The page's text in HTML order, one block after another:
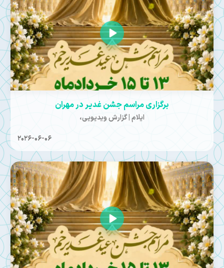
برگزاری مراسم جشن غدیر در مهران
ایلام | گزارش ویدیویی،
2026-06-06